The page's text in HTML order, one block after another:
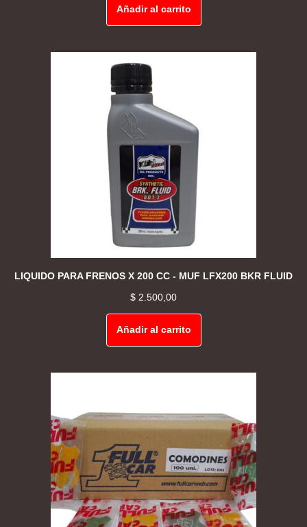
Añadir al carrito
LIQUIDO PARA FRENOS X 200 CC - MUF LFX200 BKR FLUID
$ 2.500,00
Añadir al carrito